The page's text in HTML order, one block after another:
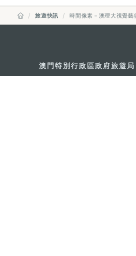
旅遊快訊 時間像素－澳理大視覺藝
澳門特別行政區政府旅遊局